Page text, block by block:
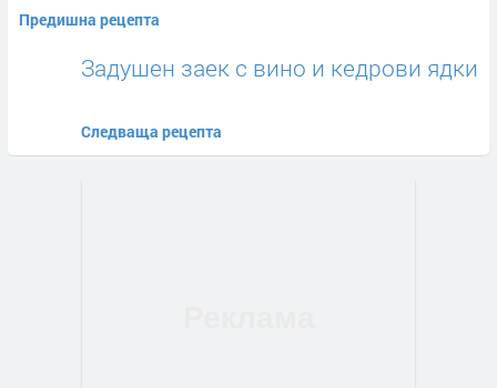
Предишна рецепта
Задушен заек с вино и кедрови ядки
Следваща рецепта